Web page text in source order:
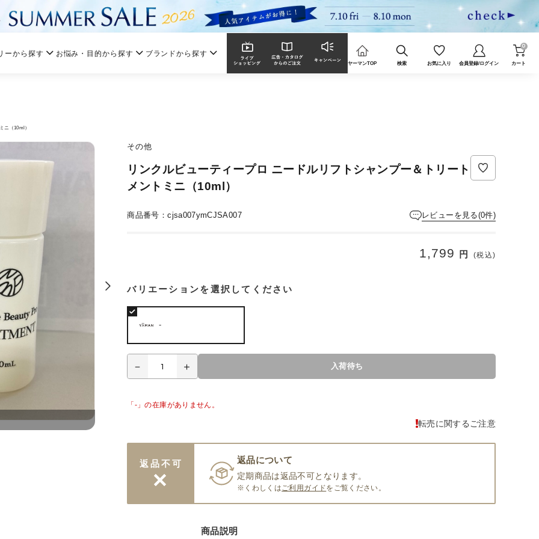
ーから探す お悩み・目的から探す ブランドから探す
ヤーマンTOP 検索 お気に入り 会員登録/ログイン カート
0
ニ（10ml）
その他
リンクルビューティープロ ニードルリフトシャンプー＆トリート
メントミニ（10ml）
商品番号：cjsa007ymCJSA007 レビューを見る(0件)
1,799 円 (税込)
バリエーションを選択してください
-
入荷待ち
「-」の在庫がありません。
転売に関するご注意
返品不可 返品について
定期商品は返品不可となります。
※くわしくは ご利用ガイドをご覧ください。
商品説明